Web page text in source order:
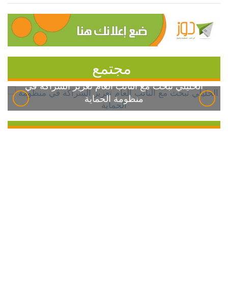
مجتمع
الخليلي تبحث مع النائب العام تعزيز الشراكة في
منظومة الحماية